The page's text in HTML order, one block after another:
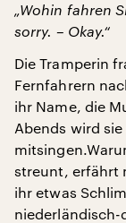
„Wohin fahren
sorry. – Okay.“
Die Tramperin
Fernfahrern
ihr Name, die
Abends wird
streunt, erfährt
ihr etwas
niederländisch-